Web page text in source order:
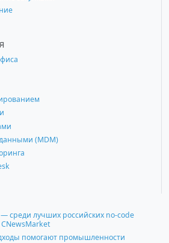
(MDM)
среди лучших российских no-code
помогают промышленности